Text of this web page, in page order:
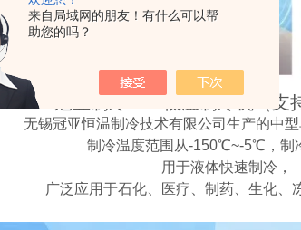
来自局域网的朋友！有什么可以帮
助您的吗？
冠亚制冷——低温制冷机（支
无锡冠亚恒温制冷技术有限公司生产的中
制冷温度范围从-150℃~-5℃，制
用于液体快速制冷，
广泛应用于石化、医疗、制药、生化、